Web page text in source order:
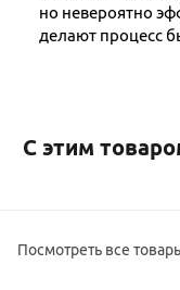
но невероятно
делают процесс
С этим
Посмотреть все